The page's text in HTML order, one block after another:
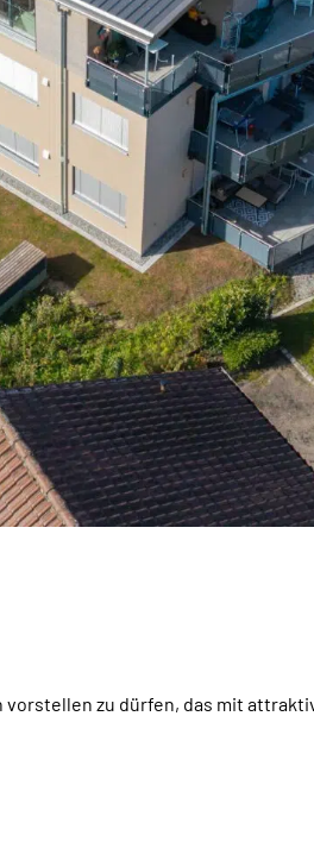
zu dürfen, das mit